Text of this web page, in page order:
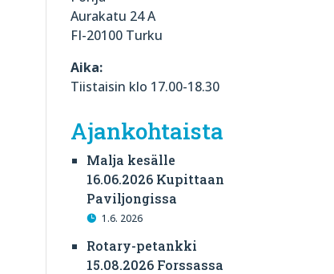
Aurakatu 24 A
FI-20100 Turku
Aika:
Tiistaisin klo 17.00-18.30
Ajankohtaista
Malja kesälle
16.06.2026 Kupittaan
Paviljongissa
1.6. 2026
Rotary-petankki
15.08.2026 Forssassa